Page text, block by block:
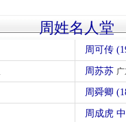
周姓名人堂
周可传
周苏苏
周舜卿
周成虎